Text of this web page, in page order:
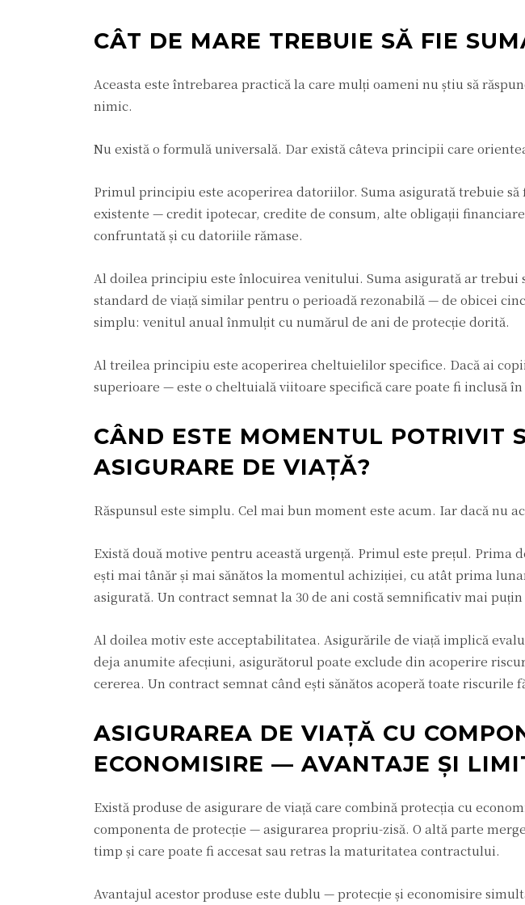
CÂT DE MARE TREBUIE SĂ FIE
Aceasta este întrebarea practică la care mulți oameni nu știu să
nimic.
Nu există o formulă universală. Dar există câteva principii care
Primul principiu este acoperirea datoriilor. Suma asigurată trebuie
existente — credit ipotecar, credite de consum, alte obligații
confruntată și cu datoriile rămase.
Al doilea principiu este înlocuirea venitului. Suma asigurată ar trebui
standard de viață similar pentru o perioadă rezonabilă — de obicei
simplu: venitul anual înmulțit cu numărul de ani de protecție dorită.
Al treilea principiu este acoperirea cheltuielilor specifice. Dacă ai
superioare — este o cheltuială viitoare specifică care poate fi inclusă
CÂND ESTE MOMENTUL POTRIVIT
ASIGURARE DE VIAȚĂ?
Răspunsul este simplu. Cel mai bun moment este acum. Iar dacă nu
Există două motive pentru această urgență. Primul este prețul. Prima
ești mai tânăr și mai sănătos la momentul achiziției, cu atât prima
asigurată. Un contract semnat la 30 de ani costă semnificativ mai
Al doilea motiv este acceptabilitatea. Asigurările de viață implică
deja anumite afecțiuni, asigurătorul poate exclude din acoperire
cererea. Un contract semnat când ești sănătos acoperă toate riscurile
ASIGURAREA DE VIAȚĂ CU
ECONOMISIRE — AVANTAJE ȘI
Există produse de asigurare de viață care combină protecția cu
componenta de protecție — asigurarea propriu-zisă. O altă parte
timp și care poate fi accesat sau retras la maturitatea contractului.
Avantajul acestor produse este dublu — protecție și economisire